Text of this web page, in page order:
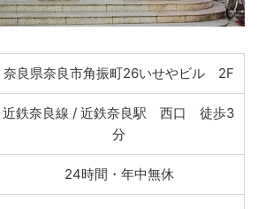
奈良県奈良市角振町26いせやビル 2F
近鉄奈良線 / 近鉄奈良駅 西口 徒歩3
分
24時間・年中無休